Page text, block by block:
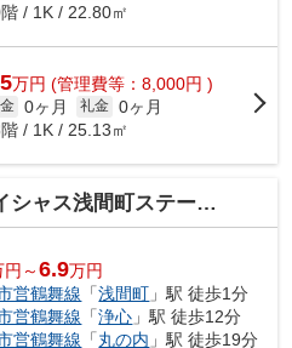
/ 1K / 22.80㎡
万円 (管理費等：8,000円 )
0ヶ月 礼金 0ヶ月
/ 1K / 25.13㎡
浅間町ステーションフロント
円～6.9万円
営鶴舞線 「浅間町 」駅 徒歩1分
営鶴舞線 「浄心 」駅 徒歩12分
営鶴舞線 「丸の内 」駅 徒歩19分